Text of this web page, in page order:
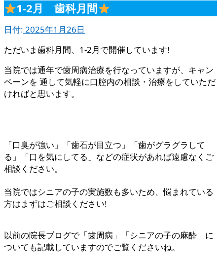
1-2月 歯科月間
日付: 2025年1月26日
ただいま歯科月間、1-2月で開催しています!
当院では通年で歯周病治療を行なっていますが、キャン
ペーンを 通して気軽に口腔内の相談・治療をしていただ
ければと思います。
「口臭が強い」「歯石が目立つ」「歯がグラグラして
る」「口を気にしてる」などの症状があれば遠慮なくご
相談ください。
当院ではシニアの子の実施数も多いため、悩まれている
方はまずはご相談ください!
以前の院長ブログで「歯周病」「シニアの子の麻酔」に
ついても記載していますのでご覧くださいね。